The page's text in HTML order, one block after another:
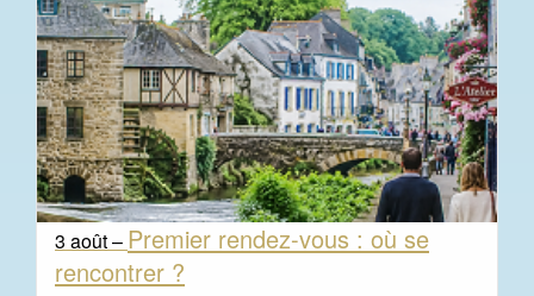
3 août – Premier rendez-vous : où se
rencontrer ?